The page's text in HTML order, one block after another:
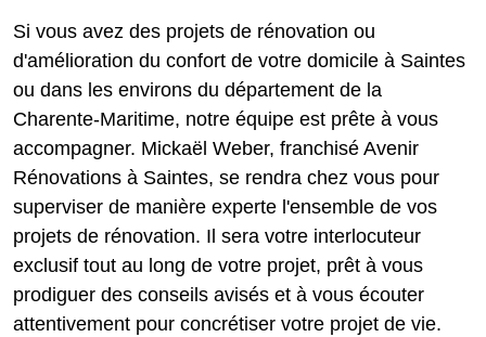
Si vous avez des projets de rénovation ou
d'amélioration du confort de votre domicile à Saintes
ou dans les environs du département de la
Charente-Maritime, notre équipe est prête à vous
accompagner. Mickaël Weber, franchisé Avenir
Rénovations à Saintes, se rendra chez vous pour
superviser de manière experte l'ensemble de vos
projets de rénovation. Il sera votre interlocuteur
exclusif tout au long de votre projet, prêt à vous
prodiguer des conseils avisés et à vous écouter
attentivement pour concrétiser votre projet de vie.